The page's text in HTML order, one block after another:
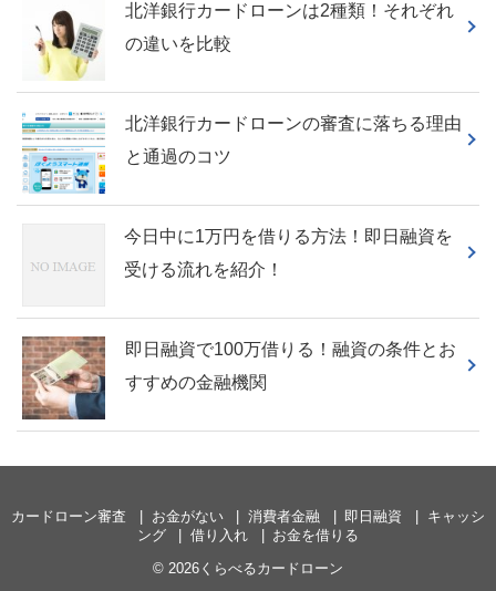
北洋銀行カードローンは2種類！それぞれ
の違いを比較
北洋銀行カードローンの審査に落ちる理由
と通過のコツ
今日中に1万円を借りる方法！即日融資を
受ける流れを紹介！
即日融資で100万借りる！融資の条件とお
すすめの金融機関
カードローン審査 お金がない 消費者金融 即日融資
キャッシ
ング
借り入れ
お金を借りる
© 2026くらべるカードローン